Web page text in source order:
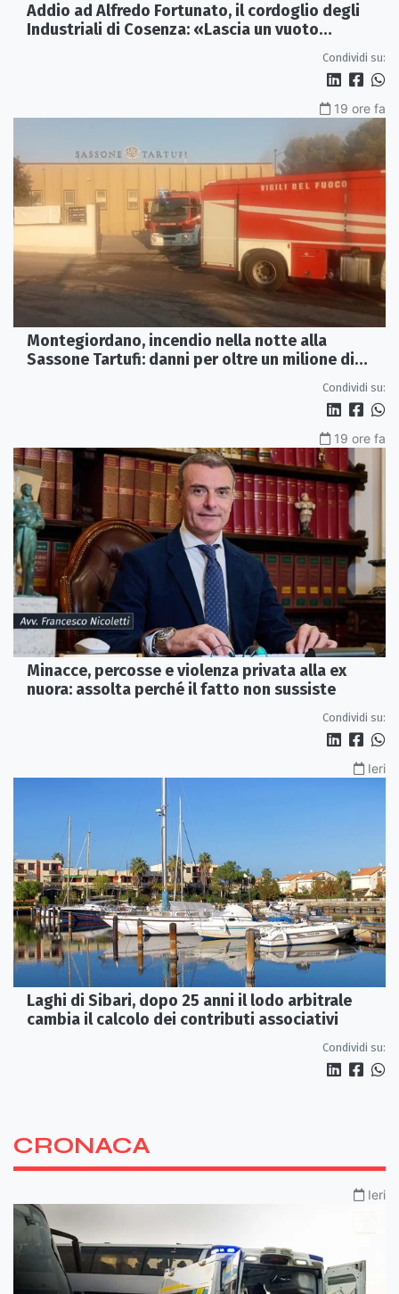
Addio ad Alfredo Fortunato, il cordoglio degli
Industriali di Cosenza: «Lascia un vuoto
Condividi su:
19 ore fa
Montegiordano, incendio nella notte alla
Sassone Tartufi: danni per oltre un milione di
Condividi su:
19 ore fa
Minacce, percosse e violenza privata alla ex
nuora: assolta perché il fatto non sussiste
Condividi su:
Ieri
Laghi di Sibari, dopo 25 anni il lodo arbitrale
cambia il calcolo dei contributi associativi
Condividi su:
CRONACA
Ieri